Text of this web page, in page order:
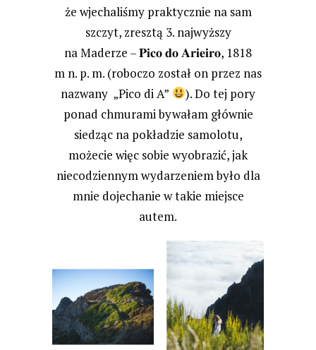
że wjechaliśmy praktycznie na sam
szczyt, zresztą 3. najwyższy
na Maderze –𝐏𝐢𝐜𝐨 𝐝𝐨 𝐀𝐫𝐢𝐞𝐢𝐫𝐨, 1818
m n. p. m. (roboczo został on przez nas
nazwany „Pico di A”
). Do tej pory
ponad chmurami bywałam głównie
siedząc na pokładzie samolotu,
możecie więc sobie wyobrazić, jak
niecodziennym wydarzeniem było dla
mnie dojechanie w takie miejsce
autem.